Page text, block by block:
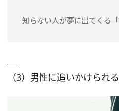
知らない人が夢に出てくる「
（3）男性に追いかけられ